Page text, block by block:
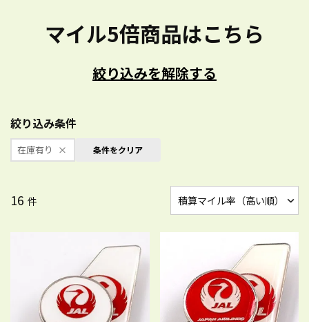
マイル5倍商品はこちら
絞り込みを解除する
絞り込み条件
在庫有り 条件をクリア
16 件